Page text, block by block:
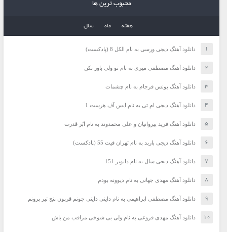
محبوب ترین ها
هفته ماه سال
دانلود آهنگ دیجی ورسی به نام الکل 8 (پادکست)
دانلود آهنگ مصطفی میری به نام تو ولی باور نکن
دانلود آهنگ یونس فرجام به نام چشمات
دانلود آهنگ دیجی ام تی به نام ایس آف هرست 1
دانلود آهنگ فرید پیروانیان و علی محمدوند به نام اَبَر قدرت
دانلود آهنگ دیجی باربد به نام تهران فیت 55 (پادکست)
دانلود آهنگ دیجی سال به نام دابویز 151
دانلود آهنگ مهدی جهانی به نام دیوونه بودم
دانلود آهنگ مصطفی ابراهیمی به نام داینی داینی جونم قربون پنج تیر پرونم
دانلود آهنگ مهدی فروغی به نام ولی بی شوخی مراقب من باش